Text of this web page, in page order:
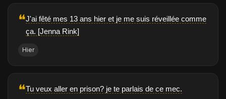
❝J'ai fêté mes 13 ans hier et je me suis réveillée comme
ça. [Jenna Rink]
Hier
❝Tu veux aller en prison? je te parlais de ce mec.